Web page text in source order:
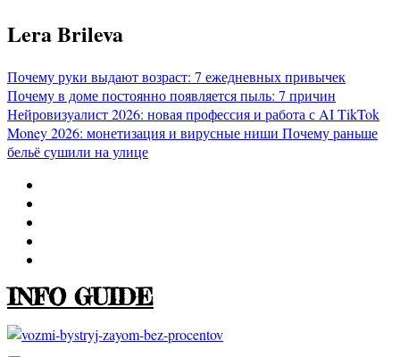
Перейти
к
Lera Brileva
Почему руки выдают возраст: 7 ежедневных привычек
Почему в доме постоянно появляется пыль: 7 причин
Нейровизуалист 2026: новая профессия и работа с AITikTok
Money 2026: монетизация и вирусные ниши Почему раньше
бельё сушили на улице
INFO GUIDE